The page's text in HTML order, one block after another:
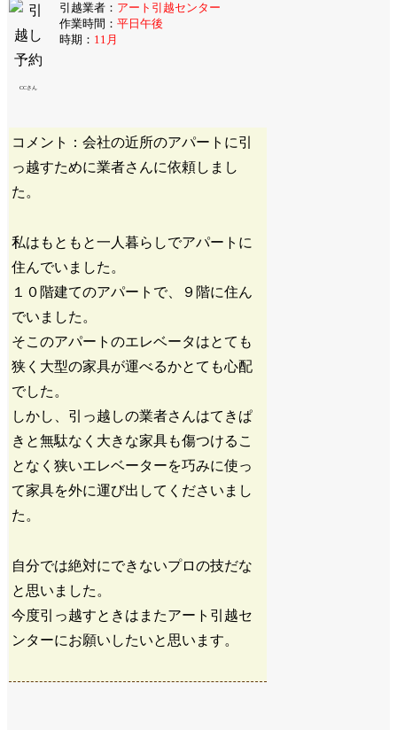
CCさん
引越業者： アート引越センター
作業時間： 平日午後
時期： 11月
コメント：会社の近所のアパートに引
っ越すために業者さんに依頼しまし
た。
私はもともと一人暮らしでアパートに
住んでいました。
１０階建てのアパートで、９階に住ん
でいました。
そこのアパートのエレベータはとても
狭く大型の家具が運べるかとても心配
でした。
しかし、引っ越しの業者さんはてきぱ
きと無駄なく大きな家具も傷つけるこ
となく狭いエレベーターを巧みに使っ
て家具を外に運び出してくださいまし
た。
自分では絶対にできないプロの技だな
と思いました。
今度引っ越すときはまたアート引越セ
ンターにお願いしたいと思います。